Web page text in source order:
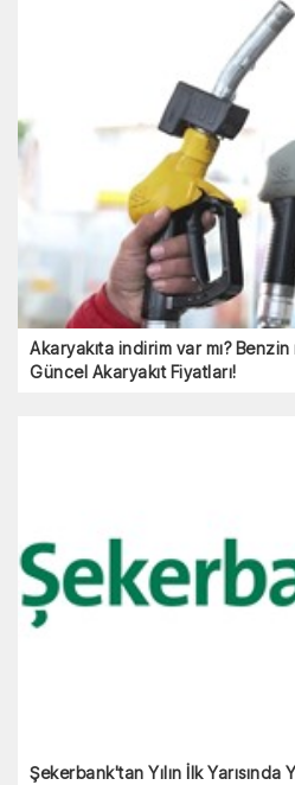
Akaryakıta indirim var mı?
Güncel Akaryakıt Fiyatları!
Şekerbank'tan Yılın İlk Yarısında